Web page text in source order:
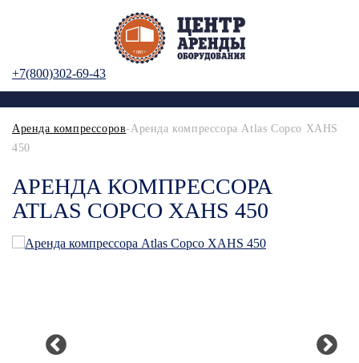
+7(800)302-69-43
Аренда компрессоров-Аренда компрессора Atlas Copco XAHS
450
АРЕНДА КОМПРЕССОРА
ATLAS COPCO XAHS 450